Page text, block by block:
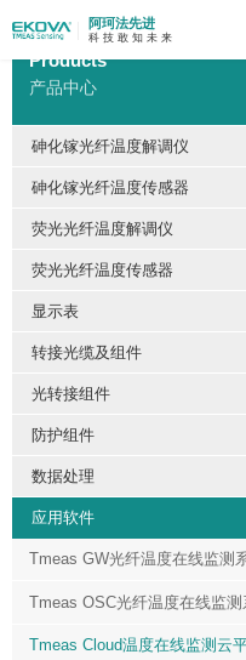
阿珂法先进
科 技 敢 知 未 来
Products
产品中心
砷化镓光纤温度解调仪
砷化镓光纤温度传感器
荧光光纤温度解调仪
荧光光纤温度传感器
显示表
转接光缆及组件
光转接组件
防护组件
数据处理
应用软件
Tmeas GW光纤温度在线监测
Tmeas OSC光纤温度在线监测
Tmeas Cloud温度在线监测云